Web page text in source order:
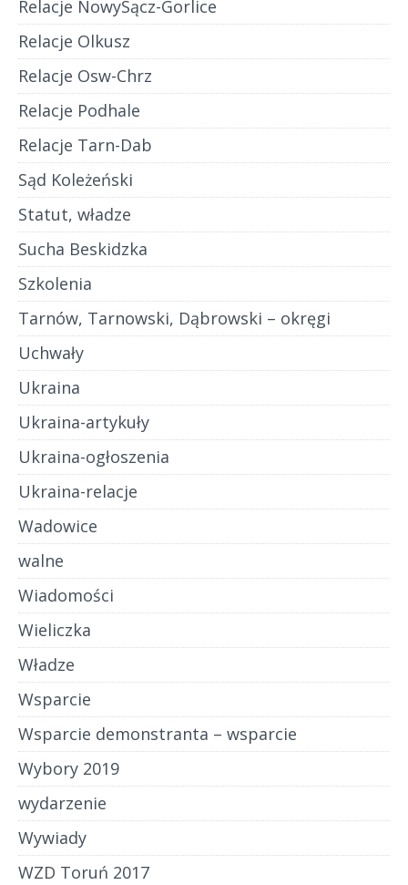
Relacje NowySącz-Gorlice
Relacje Olkusz
Relacje Osw-Chrz
Relacje Podhale
Relacje Tarn-Dab
Sąd Koleżeński
Statut, władze
Sucha Beskidzka
Szkolenia
Tarnów, Tarnowski, Dąbrowski – okręgi
Uchwały
Ukraina
Ukraina-artykuły
Ukraina-ogłoszenia
Ukraina-relacje
Wadowice
walne
Wiadomości
Wieliczka
Władze
Wsparcie
Wsparcie demonstranta – wsparcie
Wybory 2019
wydarzenie
Wywiady
WZD Toruń 2017